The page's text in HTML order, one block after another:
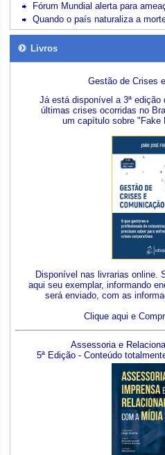
Fórum Mundial alerta para
Quando o país naturaliza a
Livros
Gestão de Crises
Já está disponível a 3ª
últimas crises ocorridas no
um capítulo sobre "Fake
Disponível nas livrarias online.
aqui seu exemplar, informando
será enviado, com as
Clique aqui e
Assessoria e
5ª Edição - Conteúdo